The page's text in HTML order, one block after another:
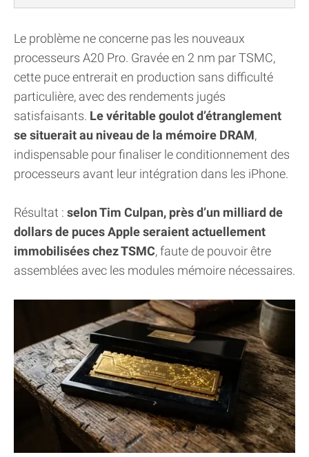
Le problème ne concerne pas les nouveaux
processeurs A20 Pro. Gravée en 2 nm par TSMC,
cette puce entrerait en production sans difficulté
particulière, avec des rendements jugés
satisfaisants. Le véritable goulot d’étranglement
se situerait au niveau de la mémoire DRAM,
indispensable pour finaliser le conditionnement des
processeurs avant leur intégration dans les iPhone.
Résultat : selon Tim Culpan, près d’un milliard de
dollars de puces Apple seraient actuellement
immobilisées chez TSMC, faute de pouvoir être
assemblées avec les modules mémoire nécessaires.